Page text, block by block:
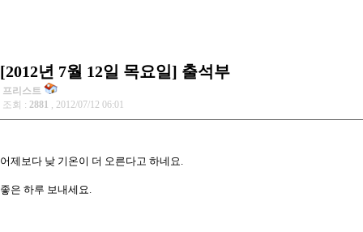
[2012년 7월 12일 목요일] 출석부
프리스트
조회 : 2881 , 2012/07/12 06:01
어제보다 낮 기온이 더 오른다고 하네요.
좋은 하루 보내세요.